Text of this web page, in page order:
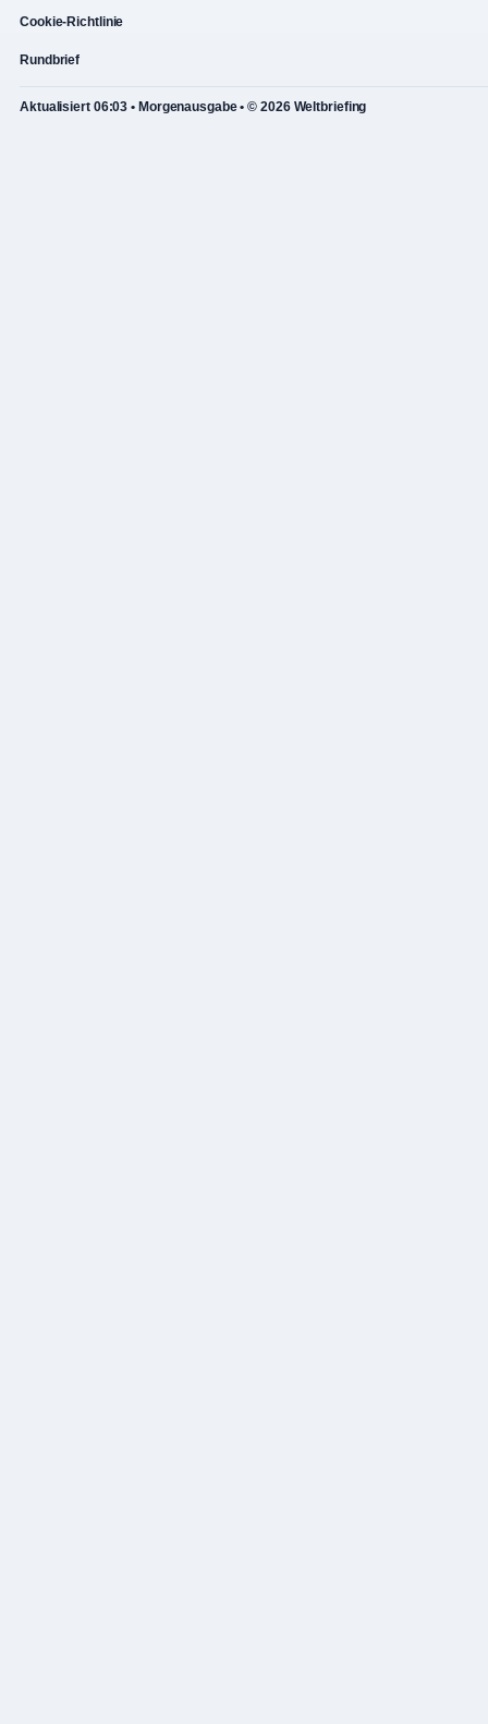
Cookie-Richtlinie
Rundbrief
Aktualisiert 06:03 • Morgenausgabe • © 2026 Weltbriefing